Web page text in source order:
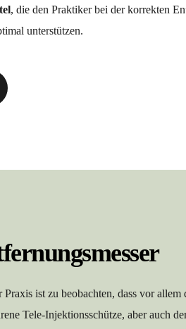
, die den Praktiker bei der korrekten
unterstützen.
Praxis ist zu beobachten, dass vor allem
Tele-Injektionsschütze, aber auch